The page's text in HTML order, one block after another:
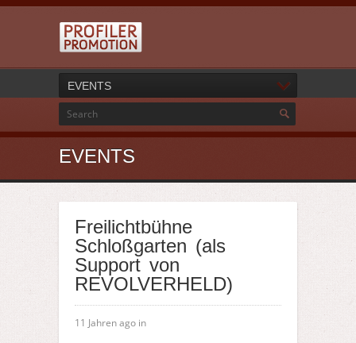
EVENTS
EVENTS
Freilichtbühne
Schloßgarten (als
Support von
REVOLVERHELD)
11 Jahren ago in